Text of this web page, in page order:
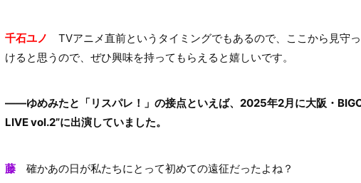
千石ユノ
TVアニメ直前というタイミングでもあるので、ここから見守
けると思うので、ぜひ興味を持ってもらえると嬉しいです。
――ゆめみたと「リスパレ！」の接点といえば、2025年2月に大阪・
LIVE vol.2”に出演していました。
藤 確かあの日が私たちにとって初めての遠征だったよね？